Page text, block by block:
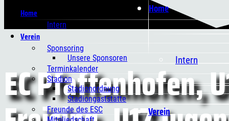
Home
Intern
Verein
Home
Intern
Verein
Sponsoring
Unsere Sponsoren
Terminkalender
Stadion
Stadionordnung
Stadiongaststätte
Freunde des ESC
EC Pfaffenhofen,